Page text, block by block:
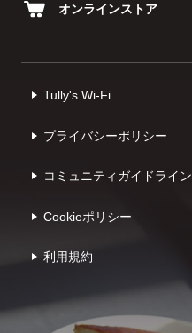
オンラインストア
Tully's Wi-Fi
プライバシーポリシー
コミュニティガイドライン
Cookieポリシー
利⽤規約